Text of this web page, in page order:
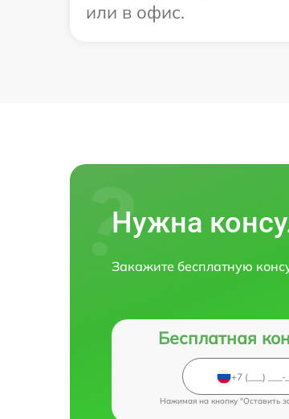
или в офис.
Нужна
Закажите бесплатную
Бесплатная
Нажимая на кнопку "Оставить